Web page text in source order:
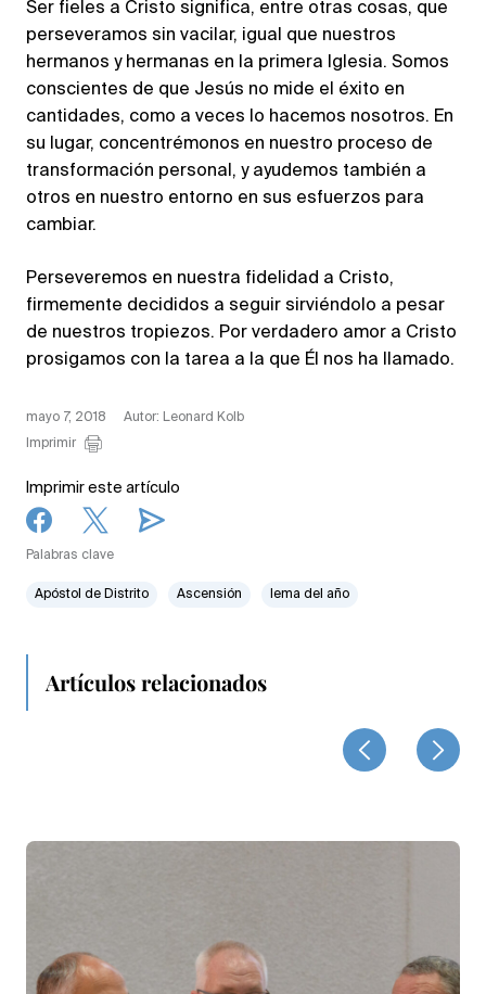
Ser fieles a Cristo significa, entre otras cosas, que
perseveramos sin vacilar, igual que nuestros
hermanos y hermanas en la primera Iglesia. Somos
conscientes de que Jesús no mide el éxito en
cantidades, como a veces lo hacemos nosotros. En
su lugar, concentrémonos en nuestro proceso de
transformación personal, y ayudemos también a
otros en nuestro entorno en sus esfuerzos para
cambiar.
Perseveremos en nuestra fidelidad a Cristo,
firmemente decididos a seguir sirviéndolo a pesar
de nuestros tropiezos. Por verdadero amor a Cristo
prosigamos con la tarea a la que Él nos ha llamado.
mayo 7, 2018
Autor: Leonard Kolb
Imprimir
Imprimir este artículo
Palabras clave
Apóstol de Distrito Ascensión lema del año
Artículos relacionados